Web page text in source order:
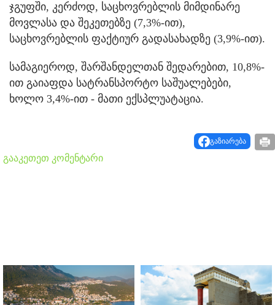
ჯგუფში, კერძოდ, საცხოვრებლის მიმდინარე
მოვლასა და შეკეთებზე (7,3%-ით),
საცხოვრებლის ფაქტიურ გადასახადზე (3,9%-ით).
სამაგიეროდ, შარშანდელთან შედარებით, 10,8%-
ით გაიაფდა სატრანსპორტო საშუალებები,
ხოლო 3,4%-ით - მათი ექსპლუატაცია.
გაზიარება
გააკეთეთ კომენტარი